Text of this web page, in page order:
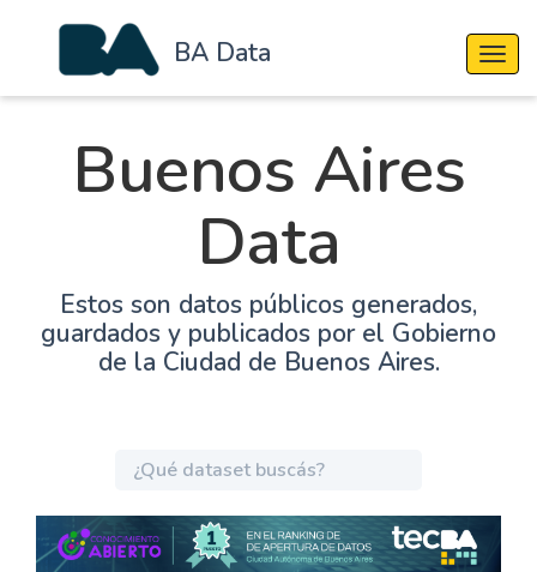
BA Data
Buenos Aires
Data
Estos son datos públicos generados,
guardados y publicados por el Gobierno
de la Ciudad de Buenos Aires.